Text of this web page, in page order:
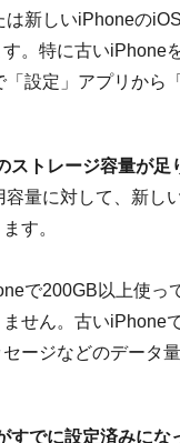
新しいiPhoneの
。特に古いiPhone
「設定」アプリから
ストレージ容量が足
量に対して、新し
す。
で200GB以上使っ
ません。古い
ージなどのデータ
すでに設定済みにな